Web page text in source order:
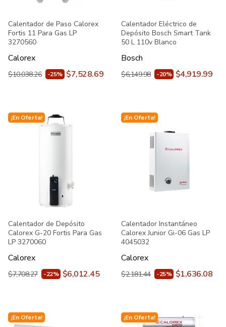
Calentador de Paso Calorex
Fortis 11 Para Gas LP
3270560
Calorex
$10,038.26 -25% $7,528.69
Calentador Eléctrico de
Depósito Bosch Smart Tank
50 L 110v Blanco
Bosch
$6,149.98 -20% $4,919.99
¡En Oferta!
Calentador de Depósito
Calorex G-20 Fortis Para Gas
LP 3270060
Calorex
$7,708.27 -22% $6,012.45
¡En Oferta!
Calentador Instantáneo
Calorex Junior Gi-06 Gas LP
4045032
Calorex
$2,181.44 -25% $1,636.08
¡En Oferta! ¡En Oferta!